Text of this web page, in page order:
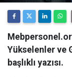
Yükselenler ve
başlıklı yazısı.